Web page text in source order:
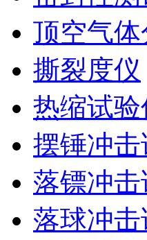
顶空气体
撕裂度仪
热缩试验
摆锤冲
落镖冲
落球冲